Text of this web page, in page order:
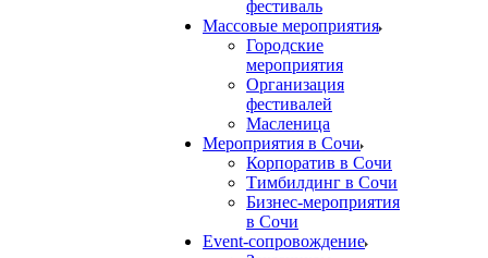
фестиваль
Массовые мероприятия
Городские
мероприятия
Организация
фестивалей
Масленица
Мероприятия в Сочи
Корпоратив в Сочи
Тимбилдинг в Сочи
Бизнес-мероприятия
в Сочи
Event-сопровождение